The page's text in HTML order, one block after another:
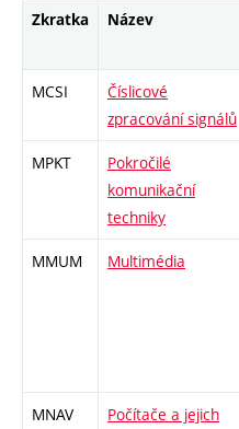
Zkratka Název
MCSI
Číslicové
zpracování signálů
MPKT
Pokročilé
komunikační
techniky
MMUM Multimédia
MNAV
Počítače a jejich